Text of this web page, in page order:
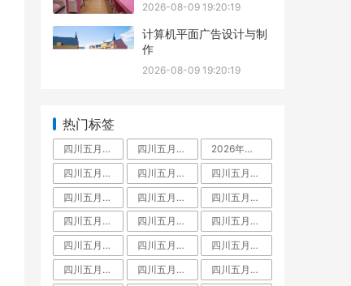
2026-08-09 19:20:19
计算机平面广告设计与制
作
2026-08-09 19:20:19
热门标签
四川五月花技师学院是中专还是大专,毕业拿什么学历文凭 四川五月花技师学院占地面积有多大
2026年四川五月花技师学院教师招聘,五月花老师工资待遇
四川五月花技师学院学费多少
四川五月花技师学院怎么样
四川五月花技师学院好不好
四川五月花技师学院是什么学校
四川五月花技师学院是大专还是中专,师资力量
四川五月花技师学院是大专吗
四川五月花技师学院教师待遇
四川五月花技师学院金堂校区
四川五月花技师学院招聘
四川五月花技师学院团结校区
四川五月花技师学院教师工资待遇多少钱一月
四川五月花技师学院升学班
四川五月花技师学校是人社局还是教育局
四川五月花技师学院是职高吗
四川五月花技师学院有什么专业